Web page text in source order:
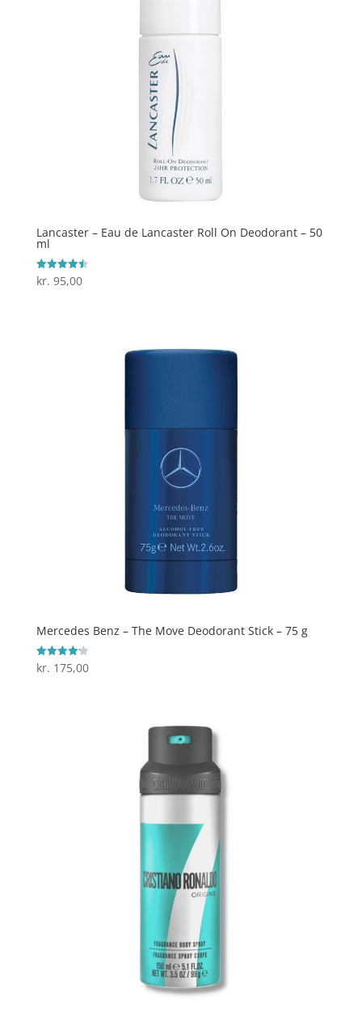
Lancaster – Eau de Lancaster Roll On Deodorant – 50
ml
Vurderet
4.5
kr. 95,00
Mercedes Benz – The Move Deodorant Stick – 75 g
Vurderet
4.2
kr. 175,00